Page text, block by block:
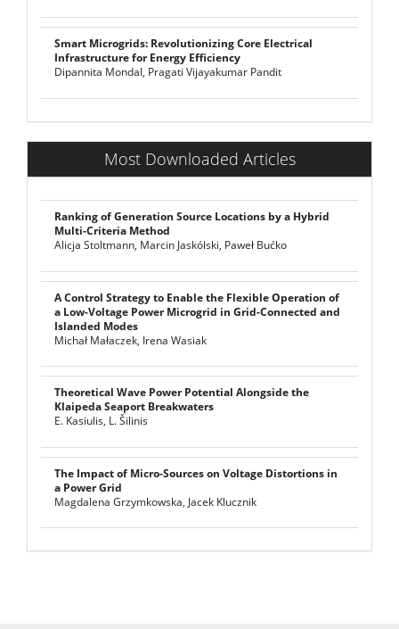
Smart Microgrids: Revolutionizing Core Electrical
Infrastructure for Energy Efficiency
Dipannita Mondal, Pragati Vijayakumar Pandit
Most Downloaded Articles
Ranking of Generation Source Locations by a Hybrid
Multi-Criteria Method
Alicja Stoltmann, Marcin Jaskólski, Paweł Bućko
A Control Strategy to Enable the Flexible Operation of
a Low-Voltage Power Microgrid in Grid-Connected and
Islanded Modes
Michał Małaczek, Irena Wasiak
Theoretical Wave Power Potential Alongside the
Klaipeda Seaport Breakwaters
E. Kasiulis, L. Šilinis
The Impact of Micro-Sources on Voltage Distortions in
a Power Grid
Magdalena Grzymkowska, Jacek Klucznik